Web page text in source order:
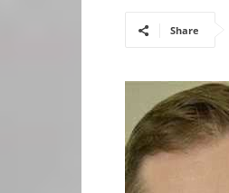
Share